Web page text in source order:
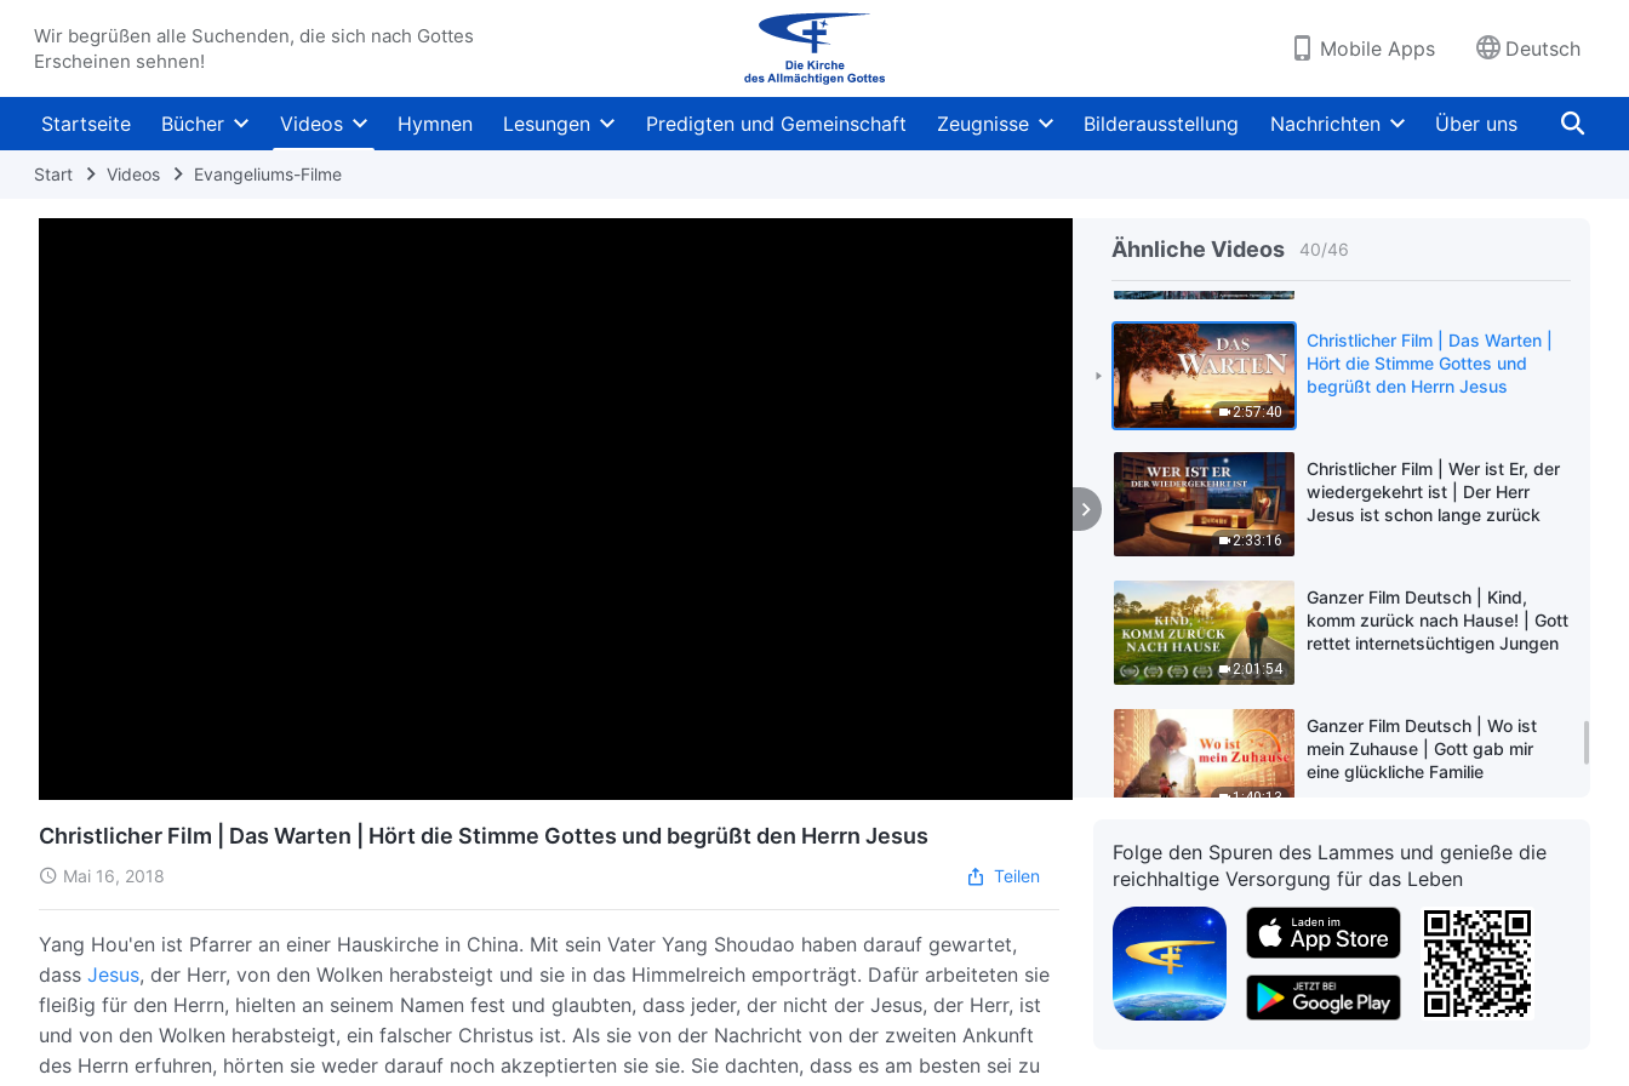
Wir begrüßen alle Suchenden, die sich nach Gottes
Erscheinen sehnen!
Mobile Apps Deutsch
Startseite Bücher Videos Hymnen Lesungen Predigten und Gemeinschaft Zeugnisse Bilderausstellung Nachrichten Über uns
Start Videos Evangeliums-Filme
Ähnliche Videos 40/46
2:38:38
Findet die Quelle lebendigen
Wassers
2:38:44
die Bibel prophezeit, ist gefallen
2:57:40
Christlicher Film | Das Warten |
Hört die Stimme Gottes und
begrüßt den Herrn Jesus
2:33:16
Christlicher Film | Wer ist Er, der
wiedergekehrt ist | Der Herr
Jesus ist schon lange zurück
2:01:54
Ganzer Film Deutsch | Kind,
komm zurück nach Hause! | Gott
rettet internetsüchtigen Jungen
1:40:13
Ganzer Film Deutsch | Wo ist
mein Zuhause | Gott gab mir
eine glückliche Familie
2:54:15
Ganzer Christlicher Film | Die
Bibel und Gott
Ganzer Christlicher Film | Wer ist
mein HERR
Christlicher Film | Das Warten | Hört die Stimme Gottes und begrüßt den Herrn Jesus
Mai 16, 2018 Teilen
Yang Hou'en ist Pfarrer an einer Hauskirche in China. Mit sein Vater Yang Shoudao haben darauf gewartet,
dass Jesus, der Herr, von den Wolken herabsteigt und sie in das Himmelreich emporträgt. Dafür arbeiteten sie
fleißig für den Herrn, hielten an seinem Namen fest und glaubten, dass jeder, der nicht der Jesus, der Herr, ist
und von den Wolken herabsteigt, ein falscher Christus ist. Als sie von der Nachricht von der zweiten Ankunft
des Herrn erfuhren, hörten sie weder darauf noch akzeptierten sie sie. Sie dachten, dass es am besten sei zu
Folge den Spuren des Lammes und genieße die
reichhaltige Versorgung für das Leben